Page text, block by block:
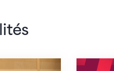
objectifs clairs